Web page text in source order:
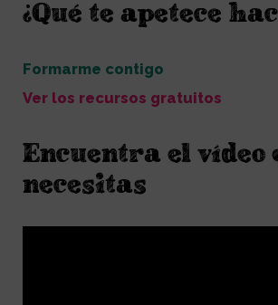
¿Qué te apetece
Formarme contigo
Ver los recursos gratuitos
Encuentra el vídeo
necesitas